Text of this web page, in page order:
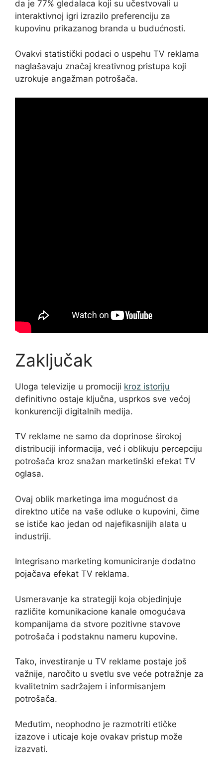
da je 77% gledalaca koji su učestvovali u
interaktivnoj igri izrazilo preferenciju za
kupovinu prikazanog branda u budućnosti.
Ovakvi statistički podaci o uspehu TV reklama
naglašavaju značaj kreativnog pristupa koji
uzrokuje angažman potrošača.
Zaključak
Uloga televizije u promociji kroz istoriju
definitivno ostaje ključna, usprkos sve većoj
konkurenciji digitalnih medija.
TV reklame ne samo da doprinose širokoj
distribuciji informacija, već i oblikuju percepciju
potrošača kroz snažan marketinški efekat TV
oglasa.
Ovaj oblik marketinga ima mogućnost da
direktno utiče na vaše odluke o kupovini, čime
se ističe kao jedan od najefikasnijih alata u
industriji.
Integrisano marketing komuniciranje dodatno
pojačava efekat TV reklama.
Usmeravanje ka strategiji koja objedinjuje
različite komunikacione kanale omogućava
kompanijama da stvore pozitivne stavove
potrošača i podstaknu nameru kupovine.
Tako, investiranje u TV reklame postaje još
važnije, naročito u svetlu sve veće potražnje za
kvalitetnim sadržajem i informisanjem
potrošača.
Međutim, neophodno je razmotriti etičke
izazove i uticaje koje ovakav pristup može
izazvati.